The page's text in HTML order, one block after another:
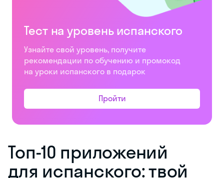
Тест на уровень испанского
Узнайте свой уровень, получите
рекомендации по обучению и промокод
на уроки испанского в подарок
Пройти
Топ-10 приложений
для испанского: твой